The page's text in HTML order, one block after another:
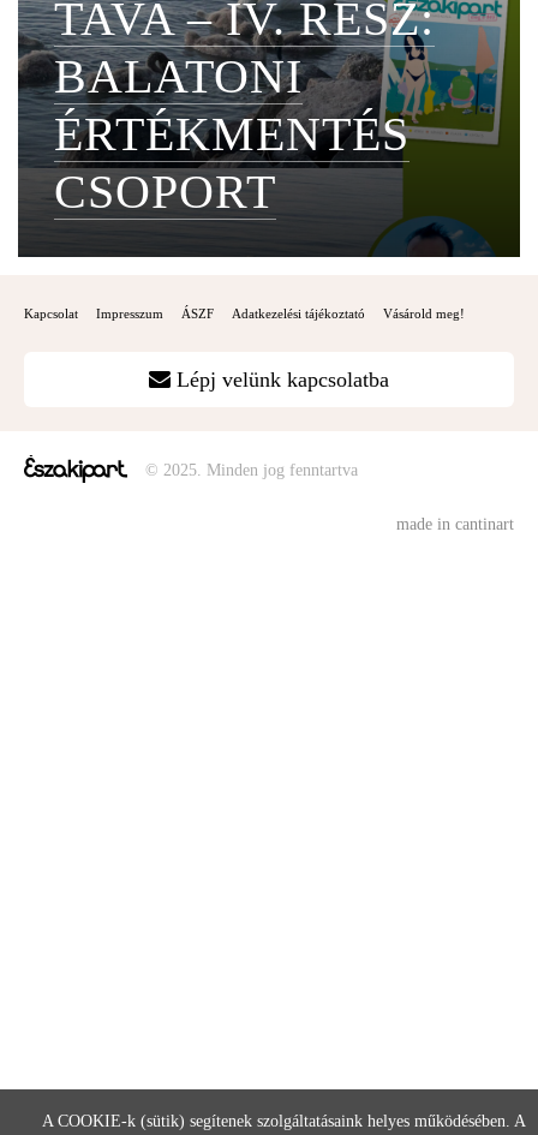
TAVA – IV. RÉSZ:
BALATONI
ÉRTÉKMENTÉS
CSOPORT
Kapcsolat Impresszum ÁSZF Adatkezelési tájékoztató Vásárold meg!
Lépj velünk kapcsolatba
© 2025. Minden jog fenntartva
made in cantinart
A COOKIE-k (sütik) segítenek szolgáltatásaink helyes működésében. A